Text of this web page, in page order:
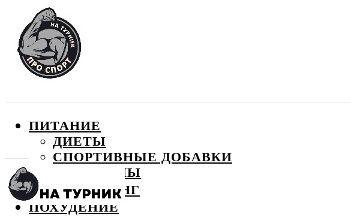
ПИТАНИЕ
ДИЕТЫ
СПОРТИВНЫЕ ДОБАВКИ
ВИТАМИНЫ
БОДИБИЛДИНГ
ПОХУДЕНИЕ